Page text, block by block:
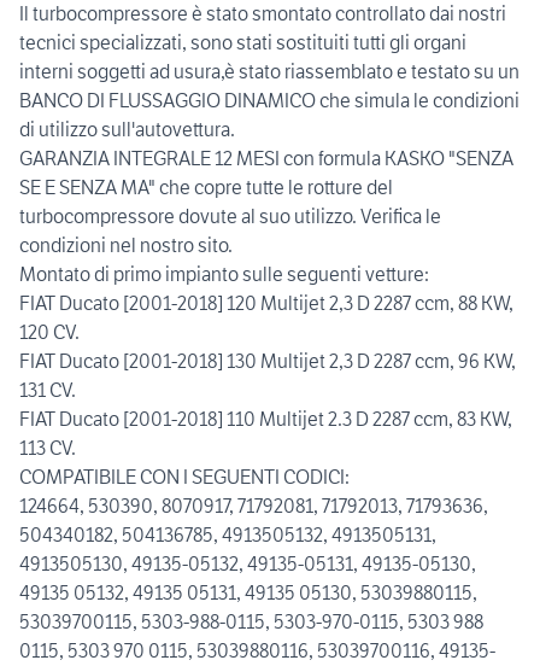
Il turbocompressore è stato smontato controllato dai nostri
tecnici specializzati, sono stati sostituiti tutti gli organi
interni soggetti ad usura,è stato riassemblato e testato su un
BANCO DI FLUSSAGGIO DINAMICO che simula le condizioni
di utilizzo sull'autovettura.
GARANZIA INTEGRALE 12 MESI con formula KASKO "SENZA
SE E SENZA MA" che copre tutte le rotture del
turbocompressore dovute al suo utilizzo. Verifica le
condizioni nel nostro sito.
Montato di primo impianto sulle seguenti vetture:
FIAT Ducato [2001-2018] 120 Multijet 2,3 D 2287 ccm, 88 KW,
120 CV.
FIAT Ducato [2001-2018] 130 Multijet 2,3 D 2287 ccm, 96 KW,
131 CV.
FIAT Ducato [2001-2018] 110 Multijet 2.3 D 2287 ccm, 83 KW,
113 CV.
COMPATIBILE CON I SEGUENTI CODICI:
124664, 530390, 8070917, 71792081, 71792013, 71793636,
504340182, 504136785, 4913505132, 4913505131,
4913505130, 49135-05132, 49135-05131, 49135-05130,
49135 05132, 49135 05131, 49135 05130, 53039880115,
53039700115, 5303-988-0115, 5303-970-0115, 5303 988
0115, 5303 970 0115, 53039880116, 53039700116, 49135-